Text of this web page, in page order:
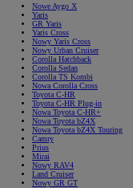
Nowe Aygo X
Yaris
GR Yaris
Yaris Cross
Nowy Yaris Cross
Nowy Urban Cruiser
Corolla Hatchback
Corolla Sedan
Corolla TS Kombi
Nowa Corolla Cross
Toyota C-HR
Toyota C-HR Plug-in
Nowa Toyota C-HR+
Nowa Toyota bZ4X
Nowa Toyota bZ4X Touring
Camry
Prius
Mirai
Nowy RAV4
Land Cruiser
Nowy GR GT